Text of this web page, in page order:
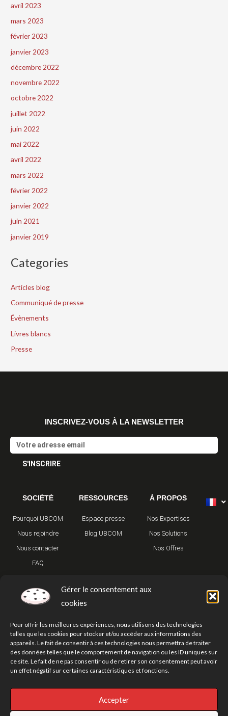
Gérer le consentement aux
cookies
Pour offrir les meilleures expériences, nous utilisons des technologies
telles que les cookies pour stocker et/ou accéder aux informations des
appareils. Le fait de consentir à ces technologies nous permettra de traiter
des données telles que le comportement de navigation ou les ID uniques sur
ce site. Le fait de ne pas consentir ou de retirer son consentement peut avoir
un effet négatif sur certaines caractéristiques et fonctions.
Accepter
avril 2023
mars 2023
février 2023
janvier 2023
décembre 2022
novembre 2022
octobre 2022
juillet 2022
juin 2022
mai 2022
avril 2022
mars 2022
février 2022
janvier 2022
juin 2021
janvier 2019
Categories
Articles blog
Communiqué de presse
Évènements
Livres blancs
Presse
INSCRIVEZ-VOUS À LA NEWSLETTER
Email
S'INSCRIRE
SOCIÉTÉ
Pourquoi UBCOM
Nous rejoindre
Nous contacter
FAQ
RESSOURCES
Espace presse
Blog UBCOM
À PROPOS
Nos Expertises
Nos Solutions
Nos Offres
T
w
i
t
r
Y
o
u
t
u
e
I
n
s
t
a
r
Politique de confidentialité Mentions légales